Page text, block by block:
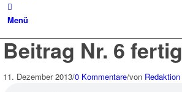
Menü
Beitrag Nr. 6 fertig
11. Dezember 2013/0 Kommentare/von Redaktion